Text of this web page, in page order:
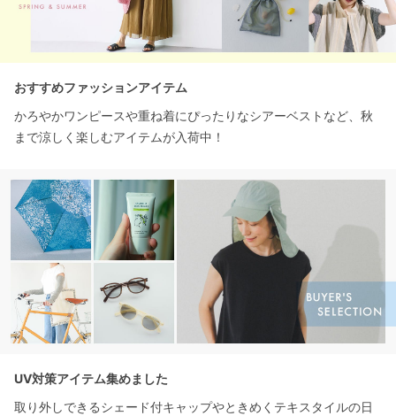
おすすめファッションアイテム
かろやかワンピースや重ね着にぴったりなシアーベストなど、秋
まで涼しく楽しむアイテムが入荷中！
UV対策アイテム集めました
取り外しできるシェード付キャップやときめくテキスタイルの日